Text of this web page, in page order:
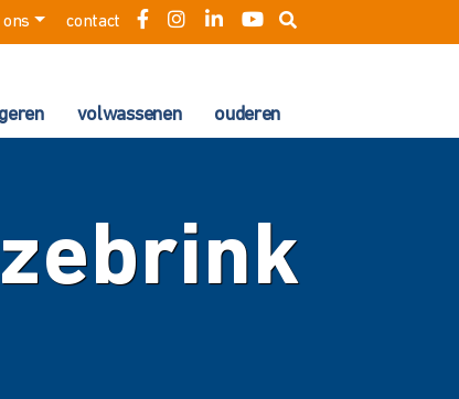
contact
volwassenen ouderen